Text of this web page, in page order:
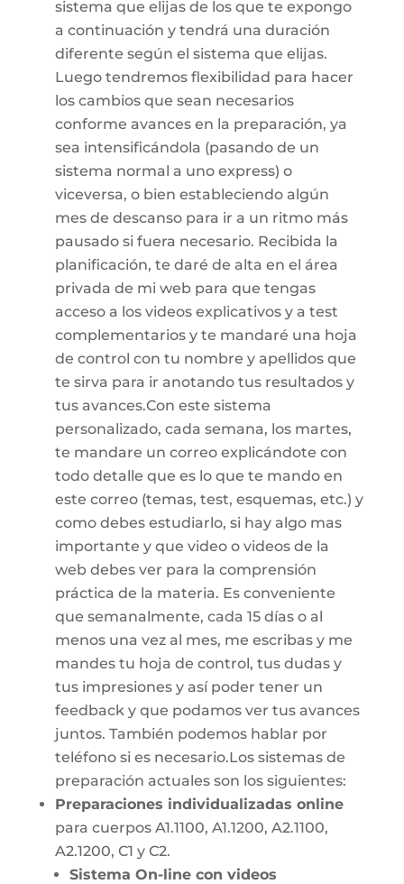
sistema que elijas de los que te expongo
a continuación y tendrá una duración
diferente según el sistema que elijas.
Luego tendremos flexibilidad para hacer
los cambios que sean necesarios
conforme avances en la preparación, ya
sea intensificándola (pasando de un
sistema normal a uno express) o
viceversa, o bien estableciendo algún
mes de descanso para ir a un ritmo más
pausado si fuera necesario. Recibida la
planificación, te daré de alta en el área
privada de mi web para que tengas
acceso a los videos explicativos y a test
complementarios y te mandaré una hoja
de control con tu nombre y apellidos que
te sirva para ir anotando tus resultados y
tus avances.Con este sistema
personalizado, cada semana, los martes,
te mandare un correo explicándote con
todo detalle que es lo que te mando en
este correo (temas, test, esquemas, etc.) y
como debes estudiarlo, si hay algo mas
importante y que video o videos de la
web debes ver para la comprensión
práctica de la materia. Es conveniente
que semanalmente, cada 15 días o al
menos una vez al mes, me escribas y me
mandes tu hoja de control, tus dudas y
tus impresiones y así poder tener un
feedback y que podamos ver tus avances
juntos. También podemos hablar por
teléfono si es necesario.Los sistemas de
preparación actuales son los siguientes:
Preparaciones individualizadas online
para cuerpos A1.1100, A1.1200, A2.1100,
A2.1200, C1 y C2.
Sistema On-line con videos